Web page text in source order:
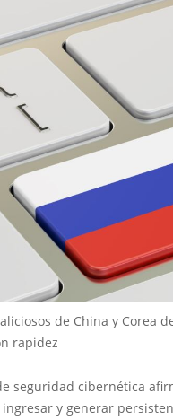
de China y Corea
rapidez
seguridad cibernética
ingresar y generar